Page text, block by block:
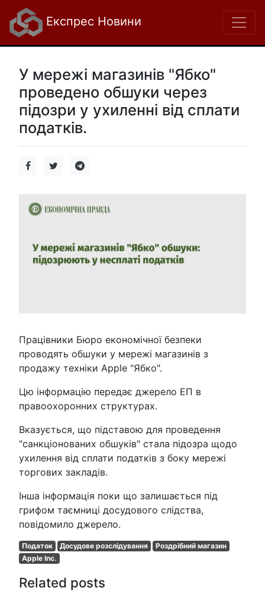
Експрес Новини
У мережі магазинів "Ябко"
проведено обшуки через
підозри у ухиленні від сплати
податків.
Працівники Бюро економічної безпеки
проводять обшуки у мережі магазинів з
продажу техніки Apple "Ябко".
Цю інформацію передає джерело ЕП в
правоохоронних структурах.
Вказується, що підставою для проведення
"санкціонованих обшуків" стала підозра щодо
ухилення від сплати податків з боку мережі
торгових закладів.
Інша інформація поки що залишається під
грифом таємниці досудового слідства,
повідомило джерело.
Податок Досудове розслідування
Роздрібний магазин
Apple Inc.
Related posts